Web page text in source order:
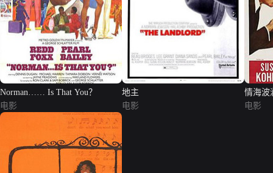
Norman…… Is That You？
电影
地主
电影
情海波
电影